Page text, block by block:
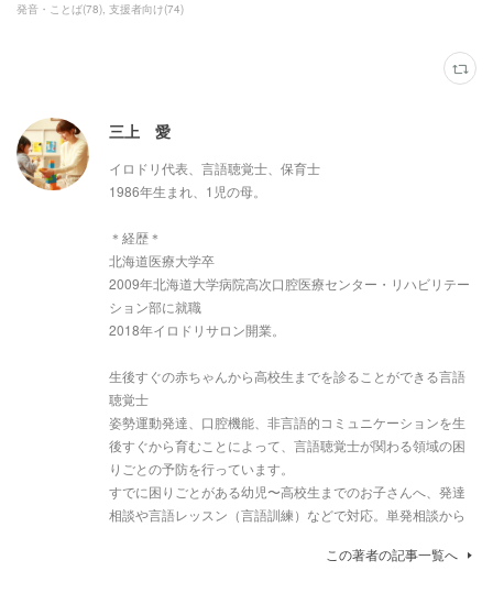
発音・ことば(78) 支援者向け(74)
三上 愛
イロドリ代表、言語聴覚士、保育士
1986年生まれ、1児の母。
＊経歴＊
北海道医療大学卒
2009年北海道大学病院高次口腔医療センター・リハビリテー
ション部に就職
2018年イロドリサロン開業。
生後すぐの赤ちゃんから高校生までを診ることができる言語
聴覚士
姿勢運動発達、口腔機能、非言語的コミュニケーションを生
後すぐから育むことによって、言語聴覚士が関わる領域の困
りごとの予防を行っています。
すでに困りごとがある幼児〜高校生までのお子さんへ、発達
相談や言語レッスン（言語訓練）などで対応。単発相談から
この著者の記事一覧へ